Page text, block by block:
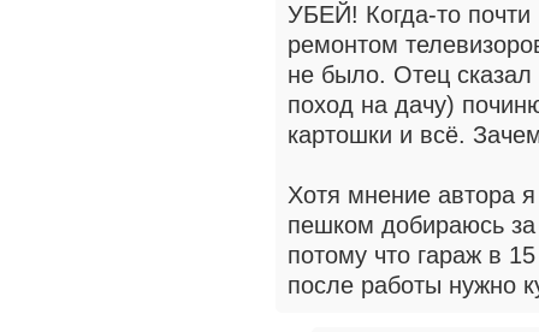
УБЕЙ! Когда-то
ремонтом
не было. Отец
поход на дачу)
картошки и всё.
Хотя мнение автора
пешком добираюсь
потому что гараж в
после работы нужно